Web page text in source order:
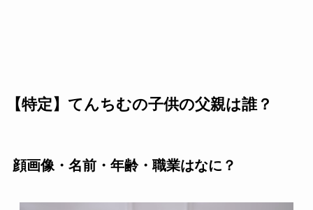
【特定】てんちむの子供の父親は誰？
顔画像・名前・年齢・職業はなに？